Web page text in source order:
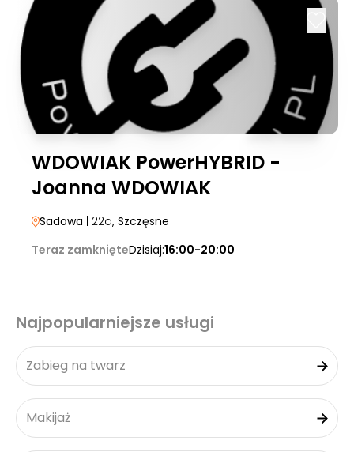
WDOWIAK PowerHYBRID -
Joanna WDOWIAK
Sadowa | 22a, Szczęsne
Teraz zamknięteDzisiaj:16:00-20:00
Najpopularniejsze usługi
Zabieg na twarz
Makijaż